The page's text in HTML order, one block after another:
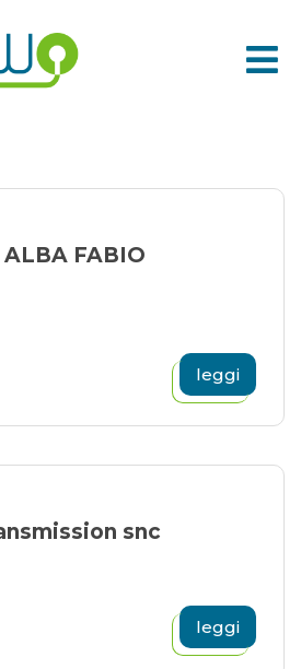
ALBA FABIO
leggi
snc
leggi